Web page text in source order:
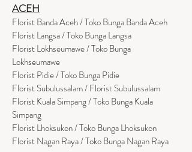
ACEH
Florist Banda Aceh / Toko Bunga Banda Aceh
Florist Langsa / Toko Bunga Langsa
Florist Lokhseumawe / Toko Bunga
Lokhseumawe
Florist Pidie / Toko Bunga Pidie
Florist Subulussalam / Florist Subulussalam
Florist Kuala Simpang / Toko Bunga Kuala
Simpang
Florist Lhoksukon / Toko Bunga Lhoksukon
Florist Nagan Raya / Toko Bunga Nagan Raya